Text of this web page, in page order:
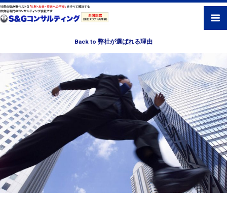
Back to 弊社が選ばれる理由